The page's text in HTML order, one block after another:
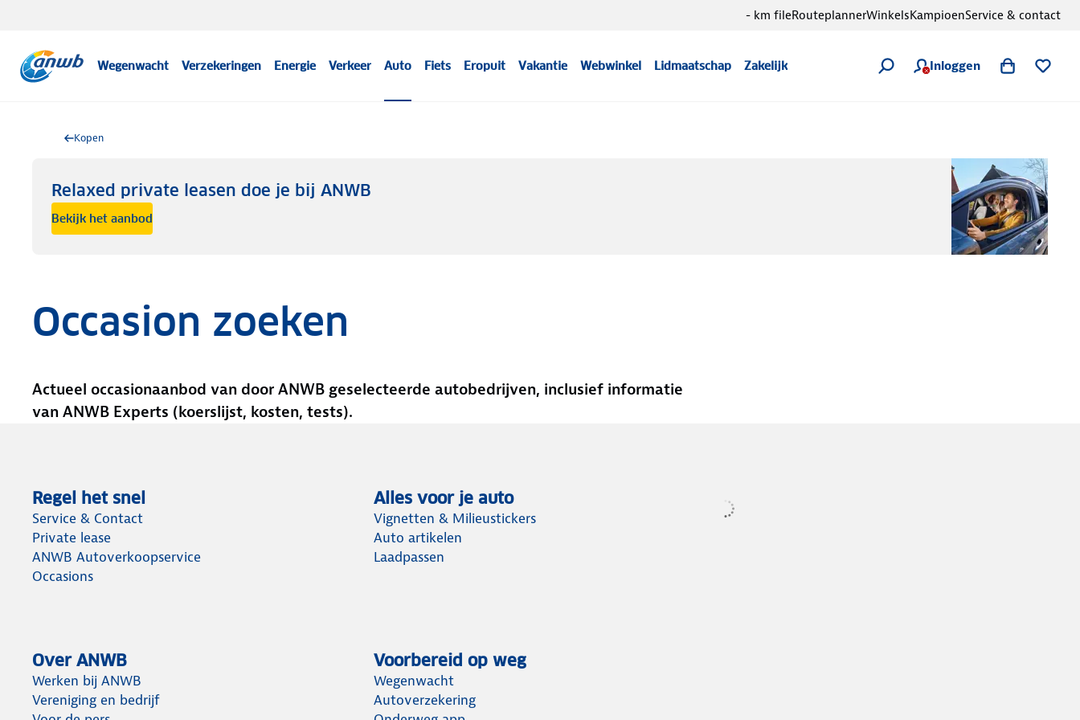
Wegenwacht Verzekeringen Energie Verkeer Auto Fiets Eropuit Vakantie Webwinkel Lidmaatschap Zakelijk Inloggen
- km fileRouteplannerWinkelsKampioenService & contact
Kopen
Relaxed private leasen doe je bij ANWB
Bekijk het aanbod
Occasion zoeken
Actueel occasionaanbod van door ANWB geselecteerde autobedrijven, inclusief informatie
van ANWB Experts (koerslijst, kosten, tests).
Regel het snel
Service & Contact
Private lease
ANWB Autoverkoopservice
Occasions
Alles voor je auto
Vignetten & Milieustickers
Auto artikelen
Laadpassen
Over ANWB
Werken bij ANWB
Vereniging en bedrijf
Voorbereid op weg
Wegenwacht
Autoverzekering